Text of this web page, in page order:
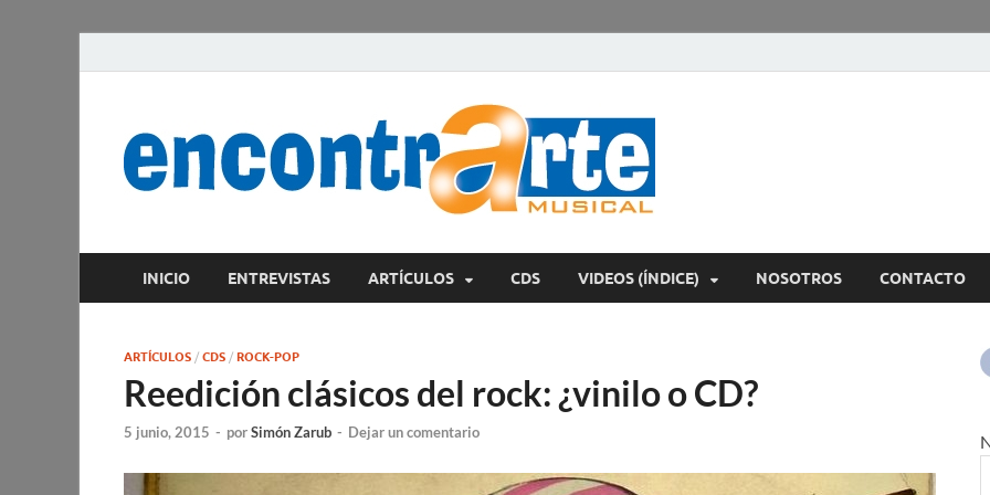
INICIO ENTREVISTAS ARTÍCULOS CDS VIDEOS (ÍNDICE) NOSOTROS CONTACTO
ARTÍCULOS / CDS / ROCK-POP
Reedición clásicos del rock: ¿vinilo o CD?
5 junio, 2015 - porSimón Zarub - Dejar un comentario